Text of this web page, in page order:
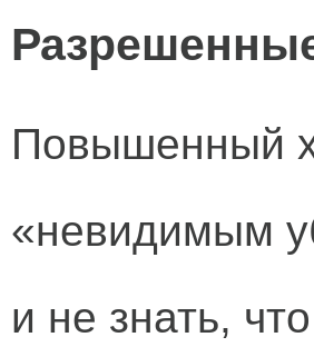
Повышенный
«невидимым
и не знать,